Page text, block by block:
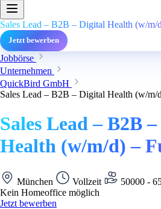
Sales Lead – B2B – Digital Health (w/m/
Jetzt bewerben
Jobbörse
Unternehmen
QuickBird GmbH
Sales Lead – B2B – Digital Health (w/m/
Sales Lead – B2B
Health (w/m/d) –
München Vollzeit
50000 -
Kein Homeoffice möglich
Jetzt bewerben